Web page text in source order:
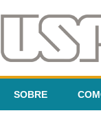
SOBRE